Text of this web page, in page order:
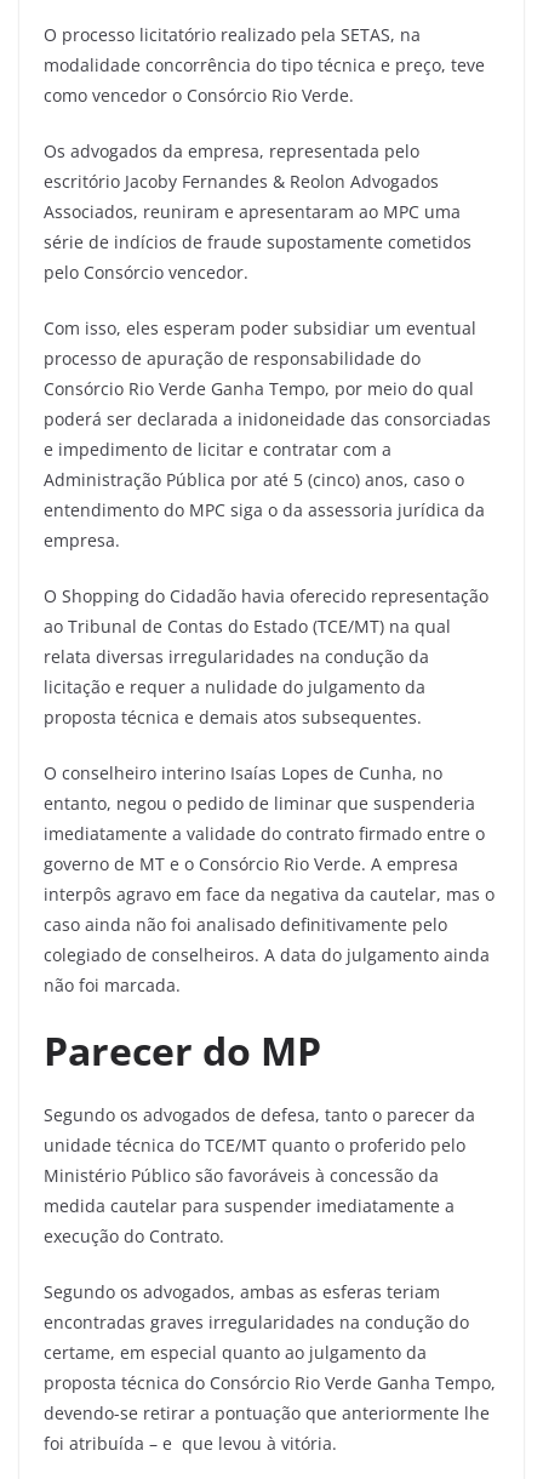
O processo licitatório realizado pela SETAS, na
modalidade concorrência do tipo técnica e preço, teve
como vencedor o Consórcio Rio Verde.
Os advogados da empresa, representada pelo
escritório Jacoby Fernandes & Reolon Advogados
Associados, reuniram e apresentaram ao MPC uma
série de indícios de fraude supostamente cometidos
pelo Consórcio vencedor.
Com isso, eles esperam poder subsidiar um eventual
processo de apuração de responsabilidade do
Consórcio Rio Verde Ganha Tempo, por meio do qual
poderá ser declarada a inidoneidade das consorciadas
e impedimento de licitar e contratar com a
Administração Pública por até 5 (cinco) anos, caso o
entendimento do MPC siga o da assessoria jurídica da
empresa.
O Shopping do Cidadão havia oferecido representação
ao Tribunal de Contas do Estado (TCE/MT) na qual
relata diversas irregularidades na condução da
licitação e requer a nulidade do julgamento da
proposta técnica e demais atos subsequentes.
O conselheiro interino Isaías Lopes de Cunha, no
entanto, negou o pedido de liminar que suspenderia
imediatamente a validade do contrato firmado entre o
governo de MT e o Consórcio Rio Verde. A empresa
interpôs agravo em face da negativa da cautelar, mas o
caso ainda não foi analisado definitivamente pelo
colegiado de conselheiros. A data do julgamento ainda
não foi marcada.
Parecer do MP
Segundo os advogados de defesa, tanto o parecer da
unidade técnica do TCE/MT quanto o proferido pelo
Ministério Público são favoráveis à concessão da
medida cautelar para suspender imediatamente a
execução do Contrato.
Segundo os advogados, ambas as esferas teriam
encontradas graves irregularidades na condução do
certame, em especial quanto ao julgamento da
proposta técnica do Consórcio Rio Verde Ganha Tempo,
devendo-se retirar a pontuação que anteriormente lhe
foi atribuída – e que levou à vitória.